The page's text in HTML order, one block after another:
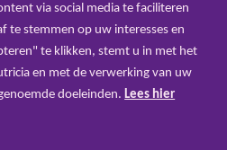
via social media te faciliteren
te stemmen op uw interesses en
te klikken, stemt u in met het
en met de verwerking van uw
doeleinden. Lees hier